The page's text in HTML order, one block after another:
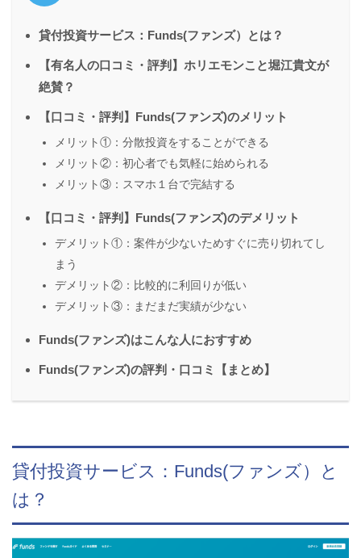
貸付投資サービス：Funds(ファンズ）とは？
【有名人の口コミ・評判】ホリエモンこと堀江貴文が
絶賛？
【口コミ・評判】Funds(ファンズ)のメリット
メリット①：分散投資をすることができる
メリット②：初心者でも気軽に始められる
メリット③：スマホ１台で完結する
【口コミ・評判】Funds(ファンズ)のデメリット
デメリット①：案件が少ないためすぐに売り切れてし
まう
デメリット②：比較的に利回りが低い
デメリット③：まだまだ実績が少ない
Funds(ファンズ)はこんな人におすすめ
Funds(ファンズ)の評判・口コミ【まとめ】
貸付投資サービス：Funds(ファンズ）と
は？